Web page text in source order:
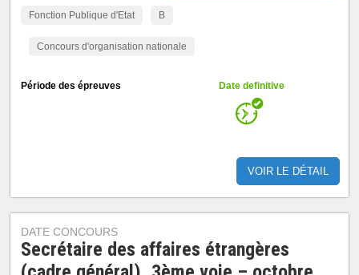
Fonction Publique d'Etat B
Concours d'organisation nationale
Période des épreuves Date definitive
VOIR LE DÉTAIL
DATE CONCOURS
Secrétaire des affaires étrangères